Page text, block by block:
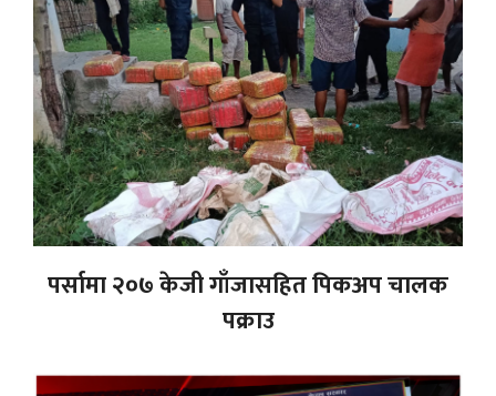
पर्सामा २०७ केजी गाँजासहित पिकअप चालक
पक्राउ